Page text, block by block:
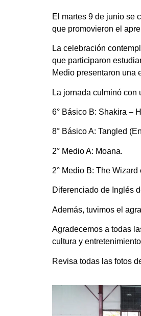
El martes 9 de junio se
que promovieron el
La celebración
que participaron
Medio presentaron una
La jornada culminó con
6° Básico B: Shakira –
8° Básico A: Tangled
2° Medio A: Moana.
2° Medio B: The
Diferenciado de Inglés
Además, tuvimos el
Agradecemos a todas
cultura y
Revisa todas las fotos